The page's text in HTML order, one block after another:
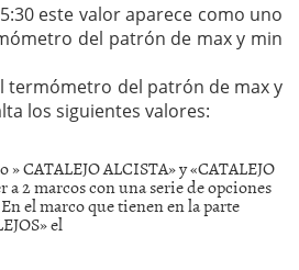
este valor aparece como uno
del patrón de max y min
termómetro del patrón de max y
los siguientes valores:
CATALEJO ALCISTA» y «CATALEJO
a 2 marcos con una serie de opciones
el marco que tienen en la parte
el